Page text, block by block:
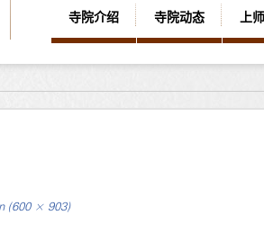
寺院介绍 寺院动态 上
(600 × 903)